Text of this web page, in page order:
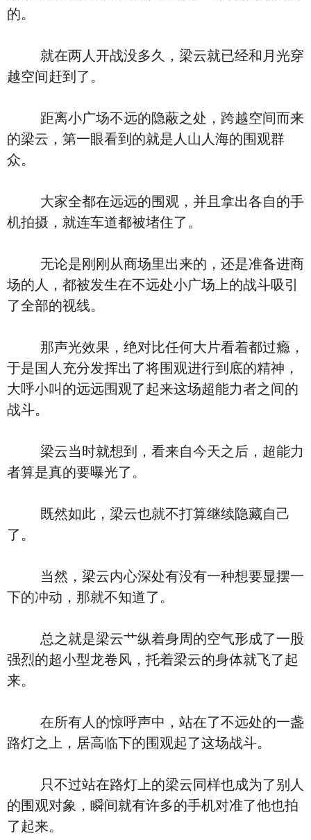
的。
就在两人开战没多久，梁云就已经和月光穿
越空间赶到了。
距离小广场不远的隐蔽之处，跨越空间而来
的梁云，第一眼看到的就是人山人海的围观群
众。
大家全都在远远的围观，并且拿出各自的手
机拍摄，就连车道都被堵住了。
无论是刚刚从商场里出来的，还是准备进商
场的人，都被发生在不远处小广场上的战斗吸引
了全部的视线。
那声光效果，绝对比任何大片看着都过瘾，
于是国人充分发挥出了将围观进行到底的精神，
大呼小叫的远远围观了起来这场超能力者之间的
战斗。
梁云当时就想到，看来自今天之后，超能力
者算是真的要曝光了。
既然如此，梁云也就不打算继续隐藏自己
了。
当然，梁云内心深处有没有一种想要显摆一
下的冲动，那就不知道了。
总之就是梁云艹纵着身周的空气形成了一股
强烈的超小型龙卷风，托着梁云的身体就飞了起
来。
在所有人的惊呼声中，站在了不远处的一盏
路灯之上，居高临下的围观起了这场战斗。
只不过站在路灯上的梁云同样也成为了别人
的围观对象，瞬间就有许多的手机对准了他也拍
了起来。